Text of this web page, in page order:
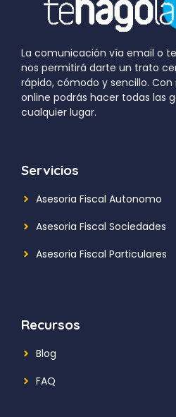
La comunicación vía email o
nos permitirá darte un trato
rápido, cómodo y sencillo.
online podrás hacer todas las
cualquier lugar.
Servicios
Asesoria Fiscal Autonomo
Asesoria Fiscal Sociedades
Asesoria Fiscal Particulares
Recursos
Blog
FAQ